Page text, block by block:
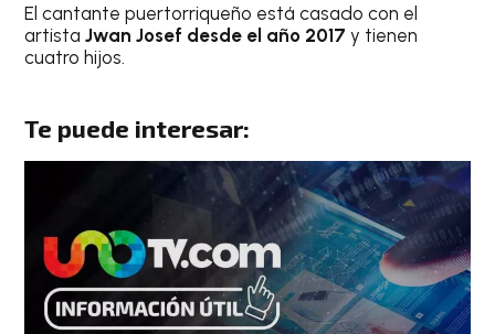
El cantante puertorriqueño está casado con el
artistaJwan Josef desde el año 2017 y tienen
cuatro hijos.
Te puede interesar: